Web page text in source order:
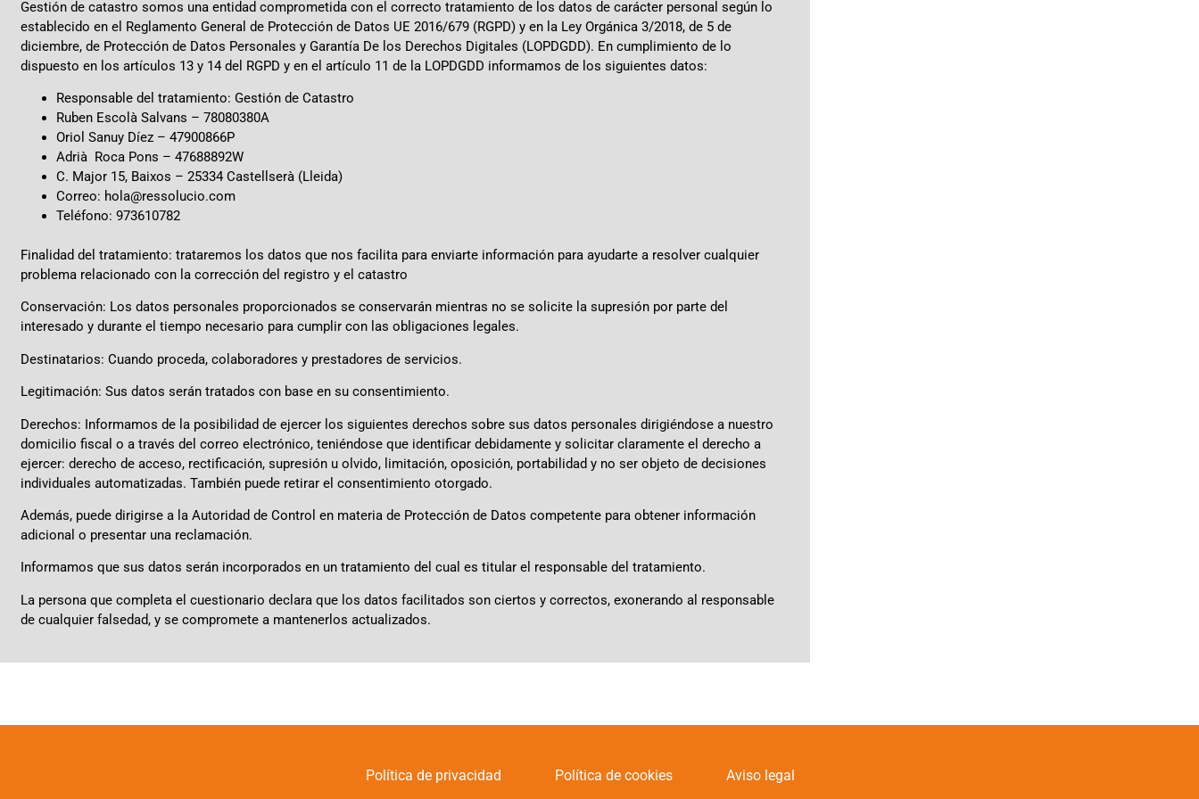
Gestión de catastro somos una entidad comprometida con el correcto tratamiento de los datos de carácter personal según lo
establecido en el Reglamento General de Protección de Datos UE 2016/679 (RGPD) y en la Ley Orgánica 3/2018, de 5 de
diciembre, de Protección de Datos Personales y Garantía De los Derechos Digitales (LOPDGDD). En cumplimiento de lo
dispuesto en los artículos 13 y 14 del RGPD y en el artículo 11 de la LOPDGDD informamos de los siguientes datos:
Responsable del tratamiento: Gestión de Catastro
Ruben Escolà Salvans – 78080380A
Oriol Sanuy Díez – 47900866P
Adrià Roca Pons – 47688892W
C. Major 15, Baixos – 25334 Castellserà (Lleida)
Correo: hola@ressolucio.com
Teléfono: 973610782
Finalidad del tratamiento: trataremos los datos que nos facilita para enviarte información para ayudarte a resolver cualquier
problema relacionado con la corrección del registro y el catastro
Conservación: Los datos personales proporcionados se conservarán mientras no se solicite la supresión por parte del
interesado y durante el tiempo necesario para cumplir con las obligaciones legales.
Destinatarios: Cuando proceda, colaboradores y prestadores de servicios.
Legitimación: Sus datos serán tratados con base en su consentimiento.
Derechos: Informamos de la posibilidad de ejercer los siguientes derechos sobre sus datos personales dirigiéndose a nuestro
domicilio fiscal o a través del correo electrónico, teniéndose que identificar debidamente y solicitar claramente el derecho a
ejercer: derecho de acceso, rectificación, supresión u olvido, limitación, oposición, portabilidad y no ser objeto de decisiones
individuales automatizadas. También puede retirar el consentimiento otorgado.
Además, puede dirigirse a la Autoridad de Control en materia de Protección de Datos competente para obtener información
adicional o presentar una reclamación.
Informamos que sus datos serán incorporados en un tratamiento del cual es titular el responsable del tratamiento.
La persona que completa el cuestionario declara que los datos facilitados son ciertos y correctos, exonerando al responsable
de cualquier falsedad, y se compromete a mantenerlos actualizados.
Política de privacidad Política de cookies Aviso legal